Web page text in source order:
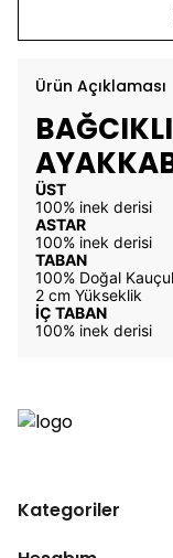
Ürün Açıklaması
ÜST
100% inek derisi
ASTAR
100% inek derisi
TABAN
100% Doğal
2 cm Yükseklik
İÇ TABAN
100% inek derisi
Kategoriler